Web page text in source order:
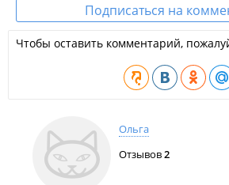
Merkle, Питон, Циклон,
EURO, Mitech, Starke, DECA, WECO
TransPocket, Корунд и многие
Ремонт и обслуживание
(ручная дуговая сварка);
Ремонт и обслуживание
(аргонно-дуговая сварка);
MIG/MAG (полуавтоматическая
Ремонт и обслуживание резаков;
Ремонт и обслуживание горелок;
Ремонт и обслуживание
Подписаться на
Чтобы оставить комментарий,
Ольга
Отзывов2